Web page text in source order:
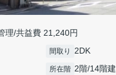
/共益費 21,240円
間取り 2DK
所在階 2階/14階建